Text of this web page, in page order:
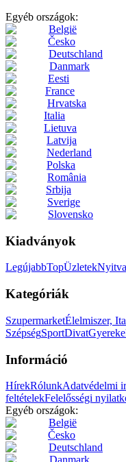
Egyéb országok:
België
Česko
Deutschland
Danmark
Eesti
France
Hrvatska
Italia
Lietuva
Latvija
Nederland
Polska
România
Srbija
Sverige
Slovensko
Kiadványok
LegújabbTopÜzletek
Kategóriák
SzupermarketÉlelmiszer,
SzépségSportDivat
Információ
HírekRólunkAdatvédelmi
feltételekFelelősségi
Egyéb országok:
België
Česko
Deutschland